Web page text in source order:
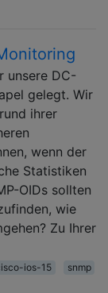
unsere DC-
gelegt. Wir
ihrer
wenn der
Statistiken
OIDs sollten
wie
Zu Ihrer
ios-15 snmp